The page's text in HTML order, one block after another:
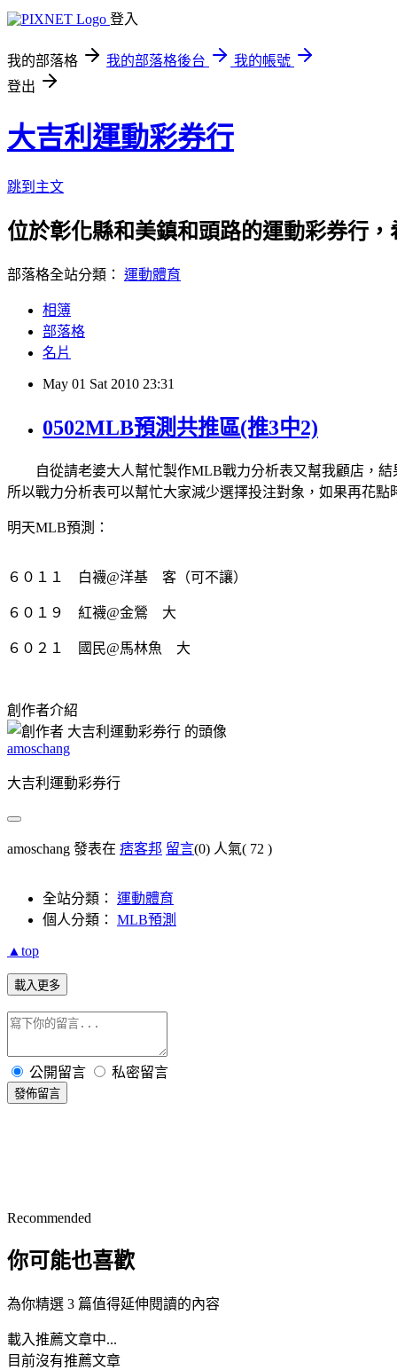
登入
我的部落格 我的部落格後台
我的帳號
登出
大吉利運動彩券行
跳到主文
位於彰化縣和美鎮和頭路的運動彩券行
部落格全站分類： 運動體育
相簿
部落格
名片
May 01 Sat 2010 23:31
0502MLB預測共推區(推3中2)
自從請老婆大人幫忙製作MLB戰力分析表又幫我顧店，結
所以戰力分析表可以幫忙大家減少選擇投注對象，如果再花
明天MLB預測：
６０１１ 白襪@洋基 客（可不讓）
６０１９ 紅襪@金鶯 大
６０２１ 國民@馬林魚 大
創作者介紹
amoschang
大吉利運動彩券行
amoschang 發表在 痞客邦 留言(0) 人氣( 72 )
全站分類： 運動體育
個人分類： MLB預測
▲top
載入更多
公開留言 私密留言
發佈留言
Recommended
你可能也喜歡
為你精選 3 篇值得延伸閱讀的內容
載入推薦文章中...
目前沒有推薦文章